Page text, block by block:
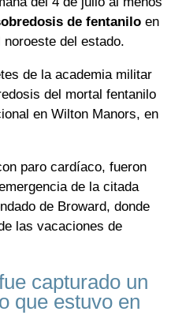
de fentanilo en
del estado.
de la academia militar
del mortal fentanilo
en Wilton Manors, en
paro cardíaco, fueron
de la citada
de Broward, donde
las vacaciones de
capturado un
que estuvo en